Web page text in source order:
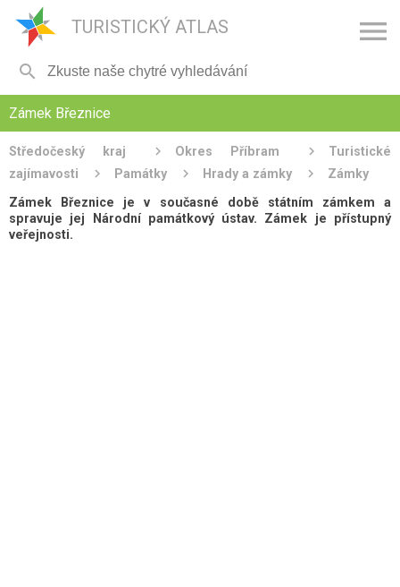
TURISTICKÝ ATLAS 

Zámek Březnice
Středočeský kraj Okres Příbram
Turistické
zajímavosti
Památky Hrady a zámky
Zámky
Zámek Březnice je v současné době státním zámkem a
spravuje jej Národní památkový ústav. Zámek je přístupný
veřejnosti.